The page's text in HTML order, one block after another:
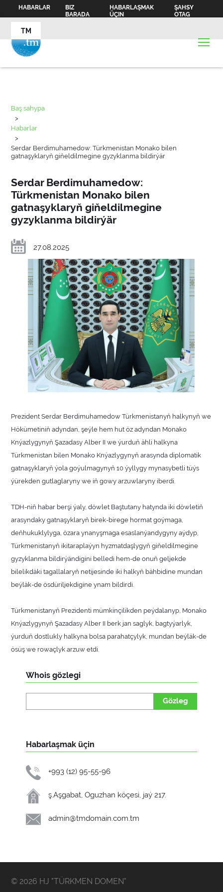
HABARLAR
BIZ
BARADA
HABARLAŞMAK
ÜÇIN
ŞAHSY
OTAG
TM
Baş sahypa
>
Habarlar
>
Serdar Berdimuhamedow: Türkmenistan Monako bilen
gatnaşyklaryň giňeldilmegine gyzyklanma bildirýär
Serdar Berdimuhamedow:
Türkmenistan Monako bilen
gatnaşyklaryň giňeldilmegine
gyzyklanma bildirýär
27.08.2025
Prezident Serdar Berdimuhamedow Türkmenistanyň halkynyň we
Hökümetiniň adyndan, şeýle hem hut öz adyndan Monako
Knýazlygynyň Şazadasy Alber II we ýurduň ähli halkyna
Türkmenistan bilen Monako Knýazlygynyň arasynda diplomatik
gatnaşyklaryň ýola goýulmagynyň 10 ýyllygy mynasybetli tüýs
ýürekden gutlaglaryny we iň gowy arzuwlaryny iberdi.
TDH-niň habar berşi ýaly, döwlet Baştutany hatynda iki döwletiň
arasyndaky gatnaşyklaryň birek-birege hormat goýmaga,
deňhukuklylyga, özara ynanyşmaga esaslanýandygyny aýdyp,
Türkmenistanyň ikitaraplaýyn hyzmatdaşlygyň giňeldilmegine
gyzyklanma bildirýändigini belledi hem-de onuň geljekde
bilelikdäki tagallalaryň netijesinde iki halkyň bähbidine mundan
beýläk-de ösdüriljekdigine ynam bildirdi.
Türkmenistanyň Prezidenti mümkinçilikden peýdalanyp, Monako
Knýazlygynyň Şazadasy Alber II berk jan saglyk, bagtyýarlyk,
ýurduň dostlukly halkyna bolsa parahatçylyk, mundan beýläk-de
ösüş we rowaçlyk arzuw etdi.
Whois gözlegi
Gözleg
Habarlaşmak üçin
+993 (12) 95-55-96
ş.Aşgabat, Oguzhan köçesi, jaý 217.
admin@tmdomain.com.tm
© 2026 HJ "TÜRKMEN DOMEN"